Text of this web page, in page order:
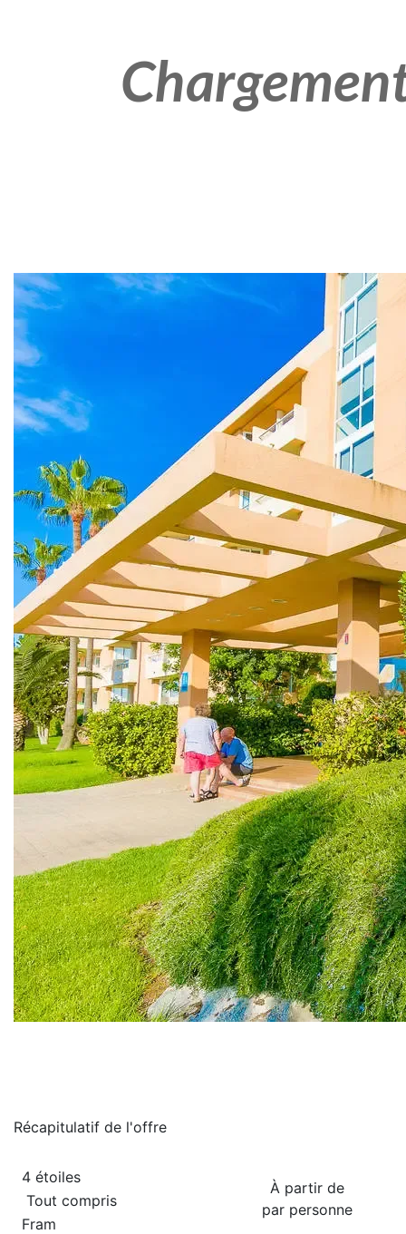
Récapitulatif de l'offre
À partir de
par personne
4 étoiles
Tout compris
Fram